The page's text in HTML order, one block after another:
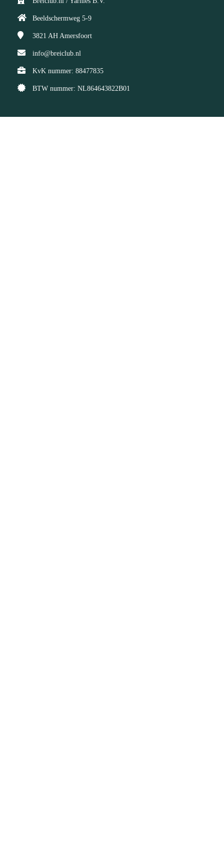
Beeldschermweg 5-9
3821 AH Amersfoort
info@breiclub.nl
KvK nummer: 88477835
BTW nummer: NL864643822B01